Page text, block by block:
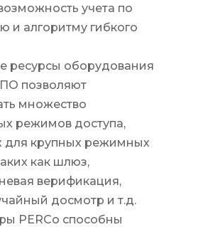
учета по
и алгоритму гибкого
ресурсы оборудования
позволяют
множество
режимов доступа,
для крупных режимных
как шлюз,
верификация,
досмотр и т.д.
PERCo способны